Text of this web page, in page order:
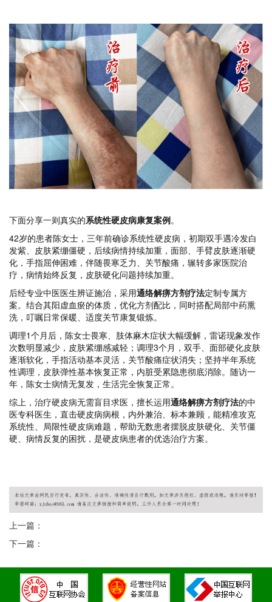
下面分享一则真实的系统性硬皮病康复案例。
42岁的患者陈女士，三年前确诊系统性硬皮病，初期双手遇冷发白
发紫、皮肤紧绷僵硬，后续病情持续加重，面部、手臂皮肤逐渐硬
化，手指屈伸困难，伴随畏寒乏力、关节酸痛，辗转多家医院治
疗，病情始终反复，皮肤硬化问题持续加重。
后经专业中医医生辨证施治，采用通络解痹方剂疗法定制专属方
案。结合其阳虚血瘀的体质，优化方剂配比，同时搭配局部中药熏
洗，叮嘱日常保暖、适度关节康复锻炼。
调理1个月后，陈女士畏寒、肢体麻木症状大幅缓解，雷诺现象发作
次数明显减少，皮肤紧绷感减轻；调理3个月，双手、面部硬化皮肤
逐渐软化，手指活动基本灵活，关节酸痛症状消失；坚持半年系统
性调理，皮肤弹性基本恢复正常，内脏受累隐患彻底消除。随访一
年，陈女士病情无复发，生活完全恢复正常。
综上，治疗硬皮病无需盲目求医，擅长运用通络解痹方剂疗法的中
医专科医生，直击硬皮病病根，内外兼治、标本兼顾，能精准攻克
系统性、局限性硬皮病难题，帮助无数患者摆脱皮肤硬化、关节僵
硬、病情反复的困扰，是硬皮病患者的优选治疗方案。
上一篇：
下一篇：